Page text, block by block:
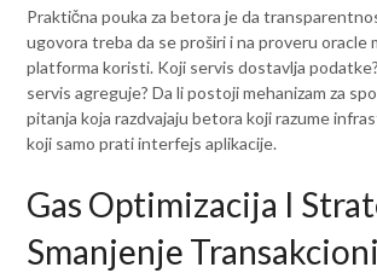
Praktična pouka za betora je da
ugovora treba da se proširi i na proveru oracle
platforma koristi. Koji servis dostavlja
servis agreguje? Da li postoji mehanizam za
pitanja koja razdvajaju betora koji razume
koji samo prati interfejs aplikacije.
Gas Optimizacija I
Smanjenje